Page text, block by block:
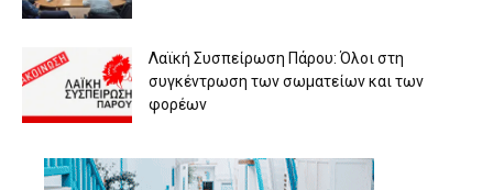
Λαϊκή Συσπείρωση Πάρου: Όλοι στη
συγκέντρωση των σωματείων και των
φορέων